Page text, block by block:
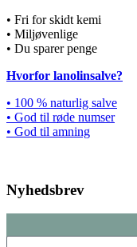
• Fri for skidt kemi
• Miljøvenlige
• Du sparer penge
Hvorfor lanolinsalve?
• 100 % naturlig salve
• God til røde numser
• God til amning
Nyhedsbrev